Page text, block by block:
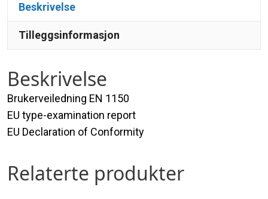
Beskrivelse
Tilleggsinformasjon
Beskrivelse
Brukerveiledning EN 1150
EU type-examination report
EU Declaration of Conformity
Relaterte produkter